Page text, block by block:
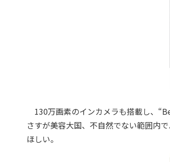
130万画素のインカメラも搭載し、
さすが美容大国、不自然でない範囲内
ほしい。